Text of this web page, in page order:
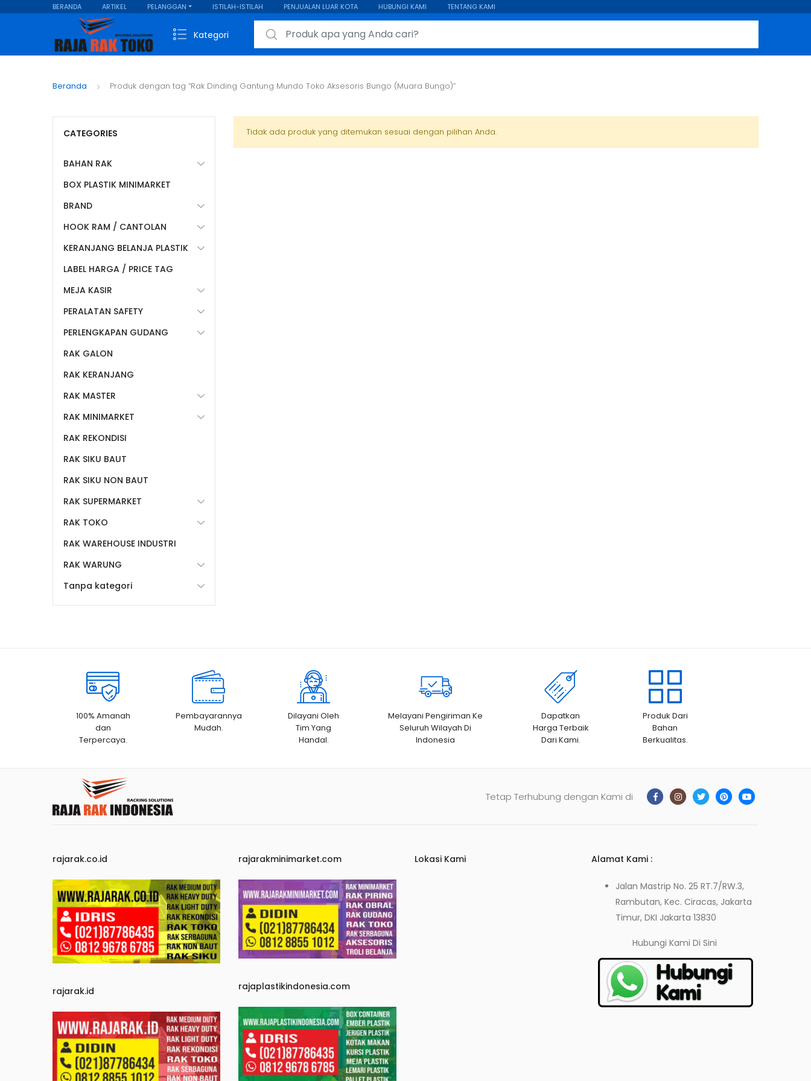
BERANDA ARTIKEL PELANGGAN ISTILAH-ISTILAH PENJUALAN LUAR KOTA HUBUNGI KAMI TENTANG KAMI
Kategori
Search for:
Beranda Produk dengan tag “Rak Dinding Gantung Mundo Toko Aksesoris Bungo (Muara Bungo)”
Tidak ada produk yang ditemukan sesuai dengan pilihan Anda.
CATEGORIES
BAHAN RAK
BOX PLASTIK MINIMARKET
BRAND
HOOK RAM / CANTOLAN
KERANJANG BELANJA PLASTIK
LABEL HARGA / PRICE TAG
MEJA KASIR
PERALATAN SAFETY
PERLENGKAPAN GUDANG
RAK GALON
RAK KERANJANG
RAK MASTER
RAK MINIMARKET
RAK REKONDISI
RAK SIKU BAUT
RAK SIKU NON BAUT
RAK SUPERMARKET
RAK TOKO
RAK WAREHOUSE INDUSTRI
RAK WARUNG
Tanpa kategori
100% Amanah
dan
Terpercaya.
Pembayarannya
Mudah.
Dilayani Oleh
Tim Yang
Handal.
Melayani Pengiriman Ke
Seluruh Wilayah Di
Indonesia
Dapatkan
Harga Terbaik
Dari Kami.
Produk Dari
Bahan
Berkualitas.
Tetap Terhubung dengan Kami di
rajarak.co.id
rajarak.id
rajarakminimarket.com
rajaplastikindonesia.com
Lokasi Kami Alamat Kami :
Jalan Mastrip No. 25 RT.7/RW.3,
Rambutan, Kec. Ciracas, Jakarta
Timur, DKI Jakarta 13830
Hubungi KamiDi Sini